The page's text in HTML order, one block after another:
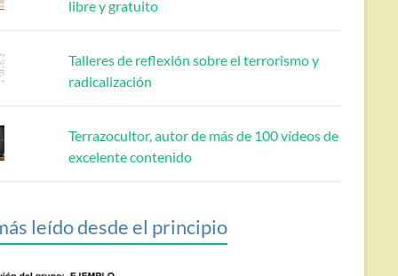
libre y gratuito
Talleres de reflexión sobre el terrorismo y
radicalización
Terrazocultor, autor de más de 100 vídeos de
excelente contenido
leído desde el principio